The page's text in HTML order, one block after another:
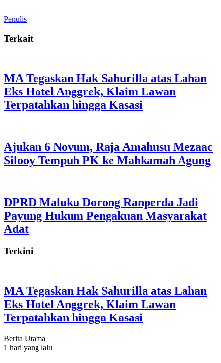
Penulis
Terkait
MA Tegaskan Hak Sahurilla atas Lahan
Eks Hotel Anggrek, Klaim Lawan
Terpatahkan hingga Kasasi
Ajukan 6 Novum, Raja Amahusu Mezaac
Silooy Tempuh PK ke Mahkamah Agung
DPRD Maluku Dorong Ranperda Jadi
Payung Hukum Pengakuan Masyarakat
Adat
Terkini
MA Tegaskan Hak Sahurilla atas Lahan
Eks Hotel Anggrek, Klaim Lawan
Terpatahkan hingga Kasasi
Berita Utama
1 hari yang lalu